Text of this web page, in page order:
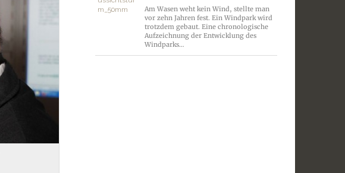
Am Wasen weht kein Wind, stellte man
vor zehn Jahren fest. Ein Windpark wird
trotzdem gebaut. Eine chronologische
Aufzeichnung der Entwicklung des
Windparks…